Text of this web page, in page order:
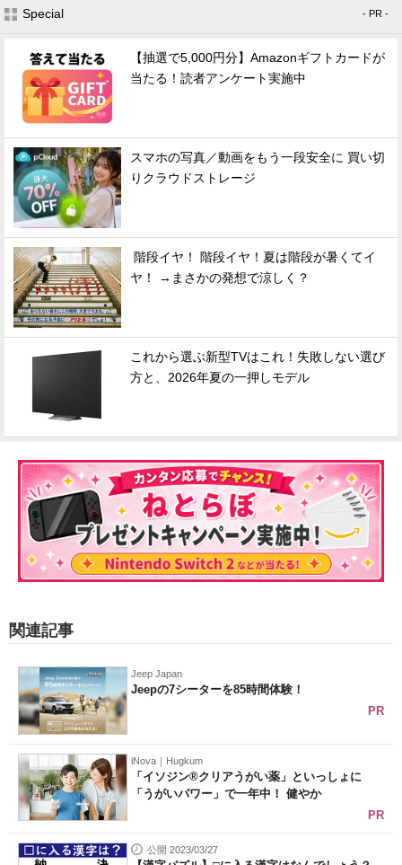
Special - PR -
【抽選で5,000円分】Amazonギフトカードが
当たる！読者アンケート実施中
スマホの写真／動画をもう一段安全に 買い切
りクラウドストレージ
階段イヤ！ 階段イヤ！夏は階段が暑くてイ
ヤ！ →まさかの発想で涼しく？
これから選ぶ新型TVはこれ！失敗しない選び
方と、2026年夏の一押しモデル
関連記事
Jeep Japan
Jeepの7シーターを85時間体験！
PR
iNova｜Hugkum
「イソジン®クリアうがい薬」といっしょに
「うがいパワー」で一年中！ 健やか
PR
公開 2023/03/27